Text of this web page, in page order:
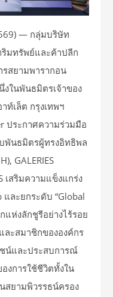
— กลุ่มบริษัท
มทรัพย์และค้าปลีก
รสยามพารากอน
งในพันธมิตรเจ้าของ
ท์เล็ต กรุงเทพฯ
ประกาศความร่วมมือ
พันธมิตรผู้ทรงอิทธิพล
GALERIES
เสริมความแข็งแกร่ง
และยกระดับ “Global
แห่งลักชูรีอย่างไร้รอย
ละสมาชิกขององค์กร
น์และประสบการณ์
งการใช้ชีวิตทั้งใน
สยามพิวรรธน์ครอง